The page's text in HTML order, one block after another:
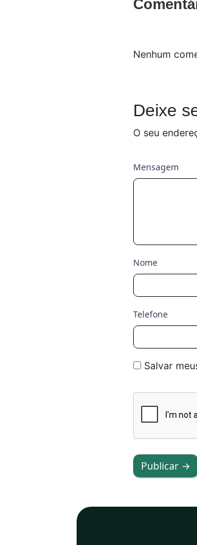
Nenhum
Deixe
O seu
Mensagem
Nome
Telefone
Salvar
Publicar →